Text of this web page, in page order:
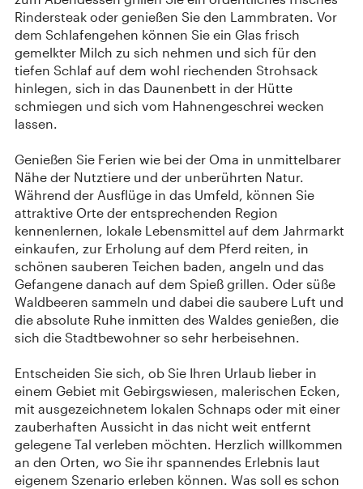
Rindersteak oder genießen Sie den Lammbraten. Vor
dem Schlafengehen können Sie ein Glas frisch
gemelkter Milch zu sich nehmen und sich für den
tiefen Schlaf auf dem wohl riechenden Strohsack
hinlegen, sich in das Daunenbett in der Hütte
schmiegen und sich vom Hahnengeschrei wecken
lassen.
Genießen Sie Ferien wie bei der Oma in unmittelbarer
Nähe der Nutztiere und der unberührten Natur.
Während der Ausflüge in das Umfeld, können Sie
attraktive Orte der entsprechenden Region
kennenlernen, lokale Lebensmittel auf dem Jahrmarkt
einkaufen, zur Erholung auf dem Pferd reiten, in
schönen sauberen Teichen baden, angeln und das
Gefangene danach auf dem Spieß grillen. Oder süße
Waldbeeren sammeln und dabei die saubere Luft und
die absolute Ruhe inmitten des Waldes genießen, die
sich die Stadtbewohner so sehr herbeisehnen.
Entscheiden Sie sich, ob Sie Ihren Urlaub lieber in
einem Gebiet mit Gebirgswiesen, malerischen Ecken,
mit ausgezeichnetem lokalen Schnaps oder mit einer
zauberhaften Aussicht in das nicht weit entfernt
gelegene Tal verleben möchten. Herzlich willkommen
an den Orten, wo Sie ihr spannendes Erlebnis laut
eigenem Szenario erleben können. Was soll es schon